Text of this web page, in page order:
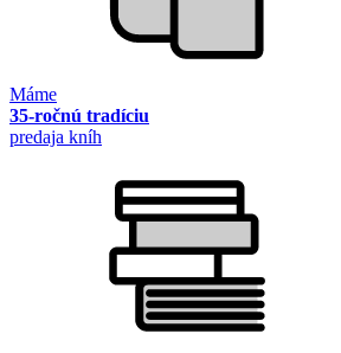
Máme
35-ročnú tradíciu
predaja kníh